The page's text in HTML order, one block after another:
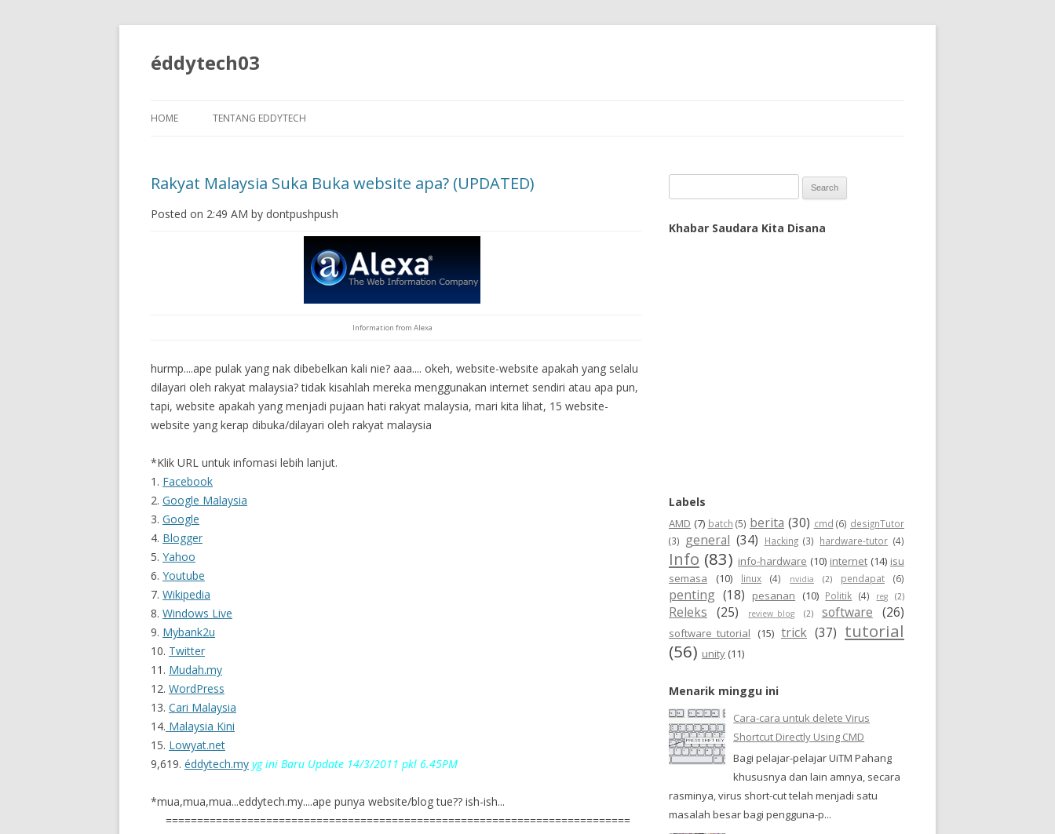
éddytech03
HOME TENTANG EDDYTECH
Rakyat Malaysia Suka Buka website apa? (UPDATED)
Posted on 2:49 AM by dontpushpush
Information from Alexa
hurmp....ape pulak yang nak dibebelkan kali nie? aaa.... okeh, website-website apakah yang selalu
dilayari oleh rakyat malaysia? tidak kisahlah mereka menggunakan internet sendiri atau apa pun,
tapi, website apakah yang menjadi pujaan hati rakyat malaysia, mari kita lihat, 15 website-
website yang kerap dibuka/dilayari oleh rakyat malaysia
*Klik URL untuk infomasi lebih lanjut.
1. Facebook
2. Google Malaysia
3. Google
4. Blogger
5. Yahoo
6. Youtube
7. Wikipedia
8. Windows Live
9. Mybank2u
10. Twitter
11. Mudah.my
12. WordPress
13. Cari Malaysia
14. Malaysia Kini
15. Lowyat.net
9,619. éddytech.my yg ini Baru Update 14/3/2011 pkl 6.45PM
*mua,mua,mua...eddytech.my....ape punya website/blog tue?? ish-ish...
==========================================================================
Khabar Saudara Kita Disana
Labels
AMD (7) batch (5) berita (30) cmd (6) designTutor
(3) general (34) Hacking (3) hardware-tutor (4)
Info (83) info-hardware (10) internet (14) isu
semasa
(10) linux (4) nvidia (2) pendapat (6)
penting (18) pesanan (10) Politik (4) reg (2)
Releks (25) review_blog (2) software (26)
software_tutorial (15) trick (37) tutorial
(56) unity (11)
Menarik minggu ini
Cara-cara untuk delete Virus
Shortcut Directly Using CMD
Bagi pelajar-pelajar UiTM Pahang
khususnya dan lain amnya, secara
rasminya, virus short-cut telah menjadi satu
masalah besar bagi pengguna-p...